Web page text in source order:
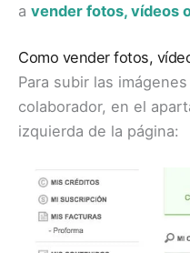
a vender fotos, vídeos
Como vender fotos,
Para subir las
colaborador, en el
izquierda de la página: